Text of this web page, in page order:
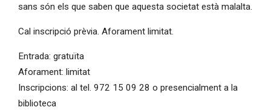
sans són els que saben que aquesta societat està malalta.
Cal inscripció prèvia. Aforament limitat.
Entrada: gratuïta
Aforament: limitat
Inscripcions: al tel. 972 15 09 28 o presencialment a la
biblioteca